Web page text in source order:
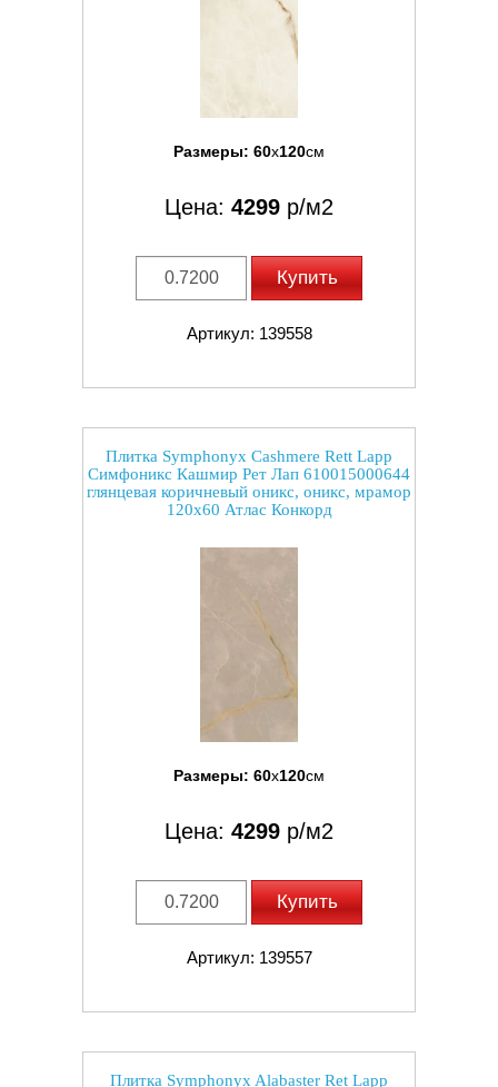
Размеры: 60x120см
Цена: 4299 р/м2
Купить
Артикул: 139558
Плитка Symphonyx Cashmere Rett Lapp
Симфоникс Кашмир Рет Лап 610015000644
глянцевая коричневый оникс, оникс, мрамор
120x60 Атлас Конкорд
Размеры: 60x120см
Цена: 4299 р/м2
Купить
Артикул: 139557
Плитка Symphonyx Alabaster Ret Lapp